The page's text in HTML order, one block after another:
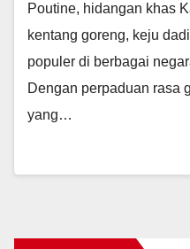
Poutine, hidangan khas
kentang goreng, keju
populer di berbagai
Dengan perpaduan rasa
yang…